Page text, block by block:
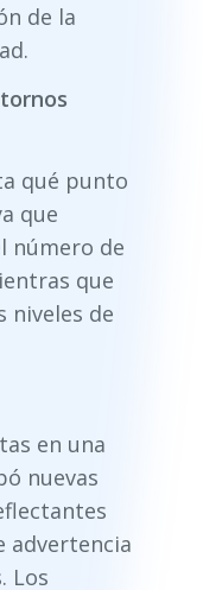
de la
qué punto
que
número de
que
niveles de
en una
nuevas
advertencia
Los